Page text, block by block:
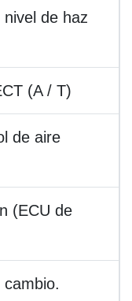
de haz
(A / T)
de aire
(ECU de